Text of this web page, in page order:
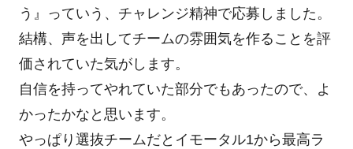
う』っていう、チャレンジ精神で応募しました。
結構、声を出してチームの雰囲気を作ることを評
価されていた気がします。
自信を持ってやれていた部分でもあったので、よ
かったかなと思います。
やっぱり選抜チームだとイモータル1から最高ラ